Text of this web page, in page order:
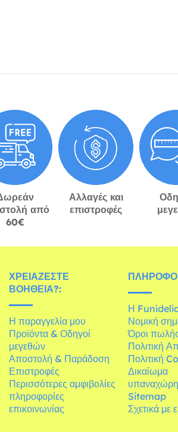
από
60€
Αλλαγές και
επιστροφές
ΧΡΕΙΆΖΕΣΤΕ
ΒΟΉΘΕΙΑ?:
Η παραγγελία μου
Προϊόντα & Οδηγοί
μεγεθών
Αποστολή & Παράδοση
Επιστροφές
Περισσότερες αμφιβολίες
πληροφορίες
επικοινωνίας
Η
Νομική
Όροι
Πολιτική
Πολιτική
Δικαίωμα
Sitemap
Σχετικά με